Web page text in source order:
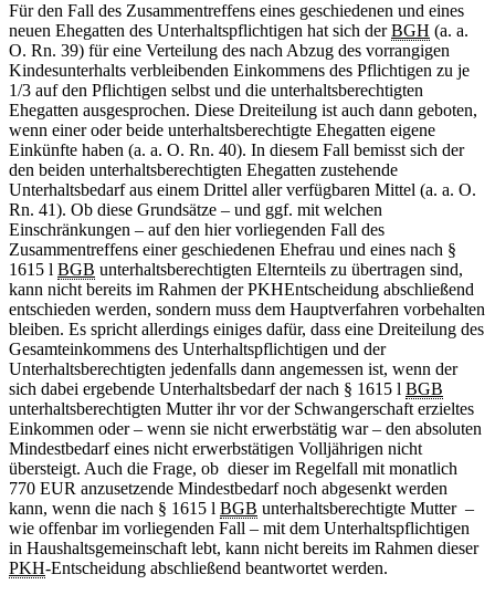
Für den Fall des Zusammentreffens eines geschiedenen und eines
neuen Ehegatten des Unterhaltspflichtigen hat sich derBGH (a. a.
O. Rn. 39) für eine Verteilung des nach Abzug des vorrangigen
Kindesunterhalts verbleibenden Einkommens des Pflichtigen zu je
1/3 auf den Pflichtigen selbst und die unterhaltsberechtigten
Ehegatten ausgesprochen. Diese Dreiteilung ist auch dann geboten,
wenn einer oder beide unterhaltsberechtigte Ehegatten eigene
Einkünfte haben (a. a. O. Rn. 40). In diesem Fall bemisst sich der
den beiden unterhaltsberechtigten Ehegatten zustehende
Unterhaltsbedarf aus einem Drittel aller verfügbaren Mittel (a. a. O.
Rn. 41). Ob diese Grundsätze – und ggf. mit welchen
Einschränkungen – auf den hier vorliegenden Fall des
Zusammentreffens einer geschiedenen Ehefrau und eines nach §
1615 l BGB unterhaltsberechtigten Elternteils zu übertragen sind,
kann nicht bereits im Rahmen der PKHEntscheidung abschließend
entschieden werden, sondern muss dem Hauptverfahren vorbehalten
bleiben. Es spricht allerdings einiges dafür, dass eine Dreiteilung des
Gesamteinkommens des Unterhaltspflichtigen und der
Unterhaltsberechtigten jedenfalls dann angemessen ist, wenn der
sich dabei ergebende Unterhaltsbedarf der nach § 1615 l BGB
unterhaltsberechtigten Mutter ihr vor der Schwangerschaft erzieltes
Einkommen oder – wenn sie nicht erwerbstätig war – den absoluten
Mindestbedarf eines nicht erwerbstätigen Volljährigen nicht
übersteigt. Auch die Frage, ob dieser im Regelfall mit monatlich
770 EUR anzusetzende Mindestbedarf noch abgesenkt werden
kann, wenn die nach § 1615 l BGB unterhaltsberechtigte Mutter –
wie offenbar im vorliegenden Fall – mit dem Unterhaltspflichtigen
in Haushaltsgemeinschaft lebt, kann nicht bereits im Rahmen dieser
PKH-Entscheidung abschließend beantwortet werden.